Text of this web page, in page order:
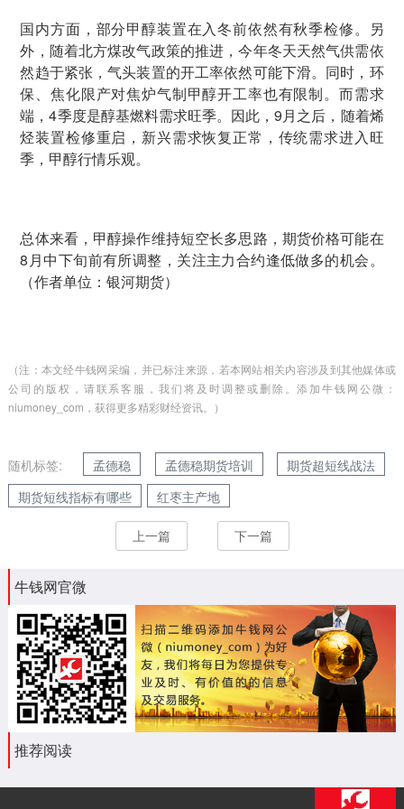
国内方面，部分甲醇装置在入冬前依然有秋季检修。另
外，随着北方煤改气政策的推进，今年冬天天然气供需依
然趋于紧张，气头装置的开工率依然可能下滑。同时，环
保、焦化限产对焦炉气制甲醇开工率也有限制。而需求
端，4季度是醇基燃料需求旺季。因此，9月之后，随着烯
烃装置检修重启，新兴需求恢复正常，传统需求进入旺
季，甲醇行情乐观。
总体来看，甲醇操作维持短空长多思路，期货价格可能在
8月中下旬前有所调整，关注主力合约逢低做多的机会。
（作者单位：银河期货）
（注：本文经牛钱网采编，并已标注来源，若本网站相关内容涉及到其他媒体或
公司的版权，请联系客服，我们将及时调整或删除。添加牛钱网公微：
niumoney_com，获得更多精彩财经资讯。）
随机标签: 孟德稳 孟德稳期货培训
期货超短线战法
期货短线指标有哪些
红枣主产地
上一篇 下一篇
牛钱网官微
推荐阅读